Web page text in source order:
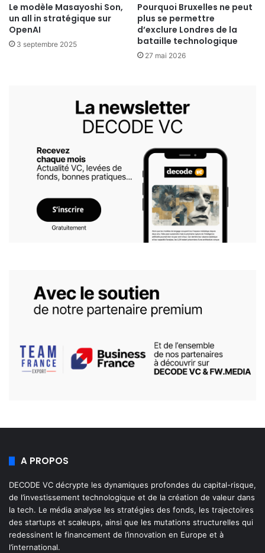
Le modèle Masayoshi Son,
un all in stratégique sur
OpenAI
3 septembre 2025
Pourquoi Bruxelles ne peut
plus se permettre
d’exclure Londres de la
bataille technologique
27 mai 2026
A PROPOS
DECODE VC décrypte les dynamiques profondes du capital-risque,
de l’investissement technologique et de la création de valeur dans
la tech. Le média analyse les stratégies des fonds, les trajectoires
des startups et scaleups, ainsi que les mutations structurelles qui
redessinent le financement de l’innovation en Europe et à
l’international.